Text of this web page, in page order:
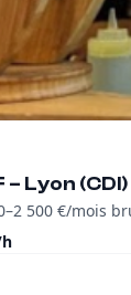
Lyon (CDI)